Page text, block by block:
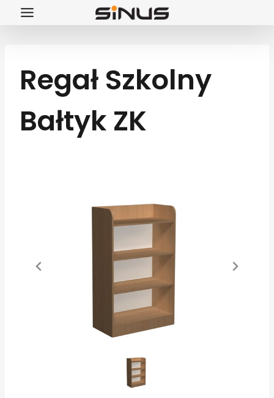
Przejdź
Regał Szkolny
Bałtyk ZK